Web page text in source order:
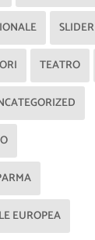
SLIDER
TEATRO
EUROPEA